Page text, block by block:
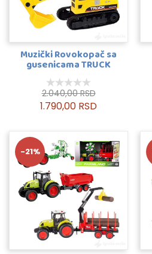
Muzički Rovokopač sa
gusenicama TRUCK
2.040,00 RSD
1.790,00 RSD
-21%